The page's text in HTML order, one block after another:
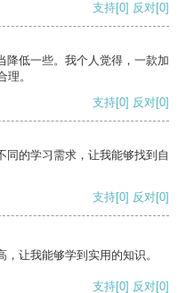
支持[0] 反对[0]
降低一些。我个人觉得，一款加
。
支持[0] 反对[0]
同的学习需求，让我能够找到自
支持[0] 反对[0]
让我能够学到实用的知识。
支持[0] 反对[0]